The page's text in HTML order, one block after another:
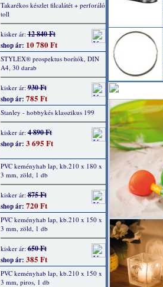
Takarékos készlet filcalátét + perforáló
toll
kisker ár:12 840 Ft
shop ár: 10 780 Ft
STYLEX® prospektus borítók, DIN
A4, 30 darab
kisker ár:930 Ft
shop ár: 785 Ft
Stanley - hobbykés klasszikus 199
kisker ár:4 890 Ft
shop ár: 3 695 Ft
PVC keményhab lap, kb.210 x 180 x
3 mm, zöld, 1 db
kisker ár:875 Ft
shop ár: 720 Ft
PVC keményhab lap, kb.210 x 150 x
3 mm, zöld, 1 db
kisker ár:650 Ft
shop ár: 385 Ft
PVC keményhab lap, kb.210 x 150 x
3 mm, piros, 1 db